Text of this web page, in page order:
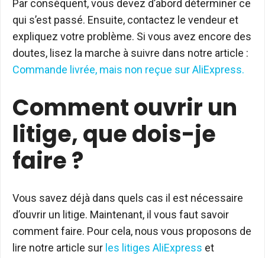
Par conséquent, vous devez d’abord déterminer ce
qui s’est passé. Ensuite, contactez le vendeur et
expliquez votre problème. Si vous avez encore des
doutes, lisez la marche à suivre dans notre article :
Commande livrée, mais non reçue sur AliExpress.
Comment ouvrir un
litige, que dois-je
faire ?
Vous savez déjà dans quels cas il est nécessaire
d’ouvrir un litige. Maintenant, il vous faut savoir
comment faire. Pour cela, nous vous proposons de
lire notre article sur les litiges AliExpress et